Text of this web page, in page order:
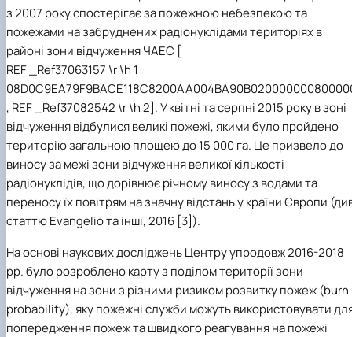
Іноземні мови
Працевлаштування
Їдальні та буфети
Студентські квитки
Психологічна підтримка
Інклюзивне середовище
Рада молодих вчених
Наукові школи
Стартап школа НУБіП України
Методичні рекомендації, пам'ятки
Форми документів
Патентно-ліцензійна діяльність
Обладнання НУБіП України
Наукові видання
Досліднику та автору
Звіт про проведення НТЗ
Наукові журнали НУБіП України
Наукові журнали НУБіП України (English)
Пам'ятка про проведення науково-
Порядок планування та організації
Результати науково-технічних заходів
Монографії
Наука для бізнесу
Каталог наукових послуг
«SEB-2024»
«SEB-2025»
Наглядова рада
Рада роботодавців
Благодійний фонд «Голосіївська ініціатива
Видатні випускники та працівники
Звіт ректора
Пам'яті захисників України
Почесні доктори і професори НУБіП України
Пресслужба
Університетський кур'єр
Вибори ректора
Програма розвитку університету
Державні закупівлі
Офіційна символіка
Антикорупційні заходи
Уповноважена особа з питань запобігання
Положення про антикорупційного
Національні нормативно-правові акти
Нормативно-правові акти НУБіП України
Інформаційні ресурси НАЗК
Методичні роз’яснення НАЗК
Антикорупційні заходи
Гендерна радниця
Контактна інформація
з 2007 року спостерігає за пожежною небезпекою та
пожежами на забруднених радіонуклідами територіях в
районі зони відчуження ЧАЕС [
REF _Ref37063157 \r \h 1
, REF _Ref37082542 \r \h2]. Уквітні та серпні2015 року в зоні
відчуження відбулися великі пожежі, якими було пройдено
територію загальною площею до 15 000 га. Це призвело до
виносу за межі зони відчуження великої кількості
радіонуклідів, що дорівнює річному виносу з водами та
переносу їх повітрям на значну відстань у країни Європи
статтю Evangelio та інші, 2016 [3]).
На основі наукових досліджень Центру упродовж 2016-2018
рр. було розроблено карту з поділом території зони
відчуження на зони з різними ризиком розвитку пожеж (burn
probability), яку пожежні служби можуть використовувати
попередження пожеж та швидкого реагування на пожежі